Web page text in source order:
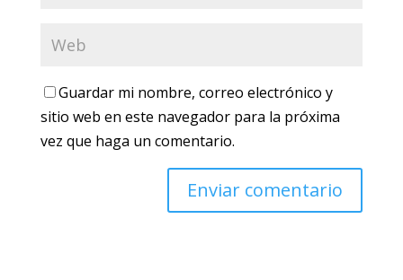
Guardar mi nombre, correo electrónico y
sitio web en este navegador para la próxima
vez que haga un comentario.